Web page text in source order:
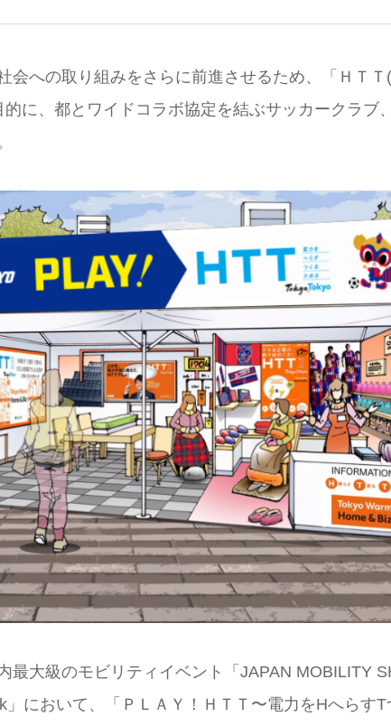
会への取り組みをさらに前進させるため、「ＨＴ
に、都とワイドコラボ協定を結ぶサッカークラブ
最大級のモビリティイベント「JAPAN MOBILITY
において、「ＰＬＡＹ！ＨＴＴ〜電力をHへらす